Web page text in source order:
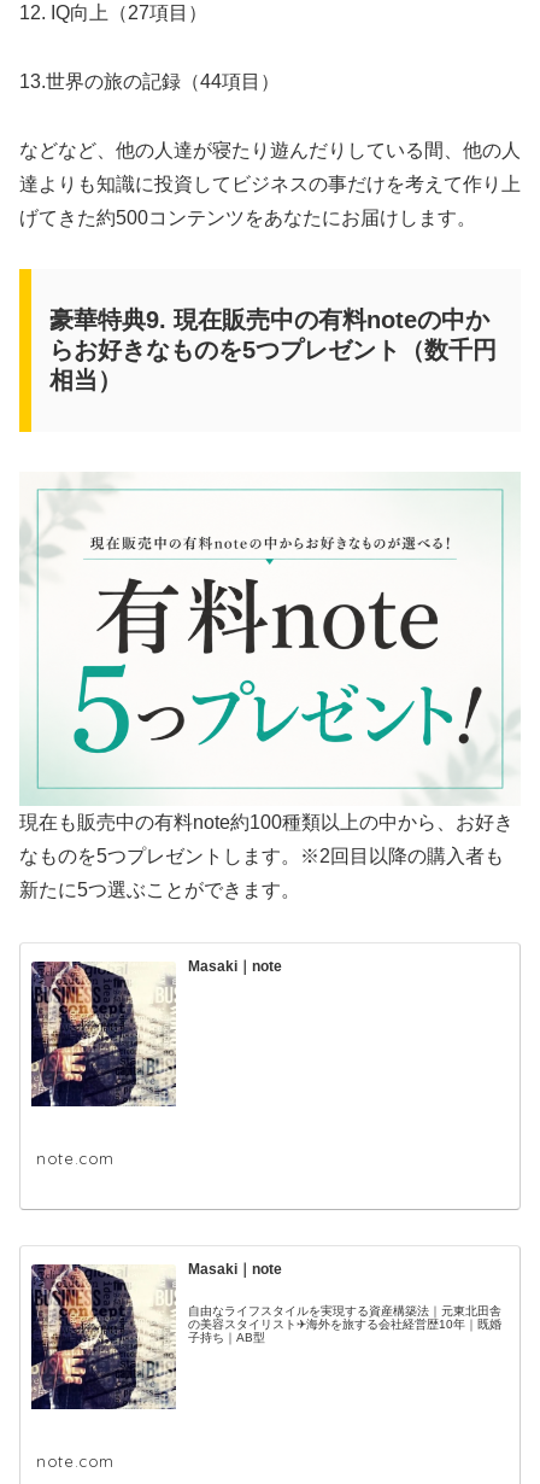
12. IQ向上（27項目）
13.世界の旅の記録（44項目）
などなど、他の人達が寝たり遊んだりしている間、他の人
達よりも知識に投資してビジネスの事だけを考えて作り上
げてきた約500コンテンツをあなたにお届けします。
豪華特典9. 現在販売中の有料noteの中か
らお好きなものを5つプレゼント（数千円
相当）
現在も販売中の有料note約100種類以上の中から、お好き
なものを5つプレゼントします。※2回目以降の購入者も
新たに5つ選ぶことができます。
Masaki｜note
note.com
Masaki｜note
自由なライフスタイルを実現する資産構築法｜元東北田舎
の美容スタイリスト✈海外を旅する会社経営歴10年｜既婚
子持ち｜AB型
note.com